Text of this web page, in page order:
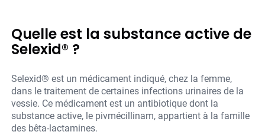
Quelle est la substance active de
Selexid® ?
Selexid® est un médicament indiqué, chez la femme,
dans le traitement de certaines infections urinaires de la
vessie. Ce médicament est un antibiotique dont la
substance active, le pivmécillinam, appartient à la famille
des bêta-lactamines.